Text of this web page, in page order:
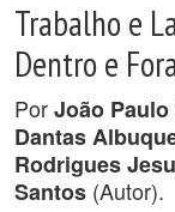
Trabalho e
Dentro e
PorJoão
Dantas
Rodrigues
Santos (Autor).